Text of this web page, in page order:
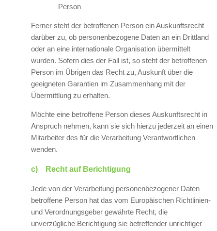
Person
Ferner steht der betroffenen Person ein Auskunftsrecht
darüber zu, ob personenbezogene Daten an ein Drittland
oder an eine internationale Organisation übermittelt
wurden. Sofern dies der Fall ist, so steht der betroffenen
Person im Übrigen das Recht zu, Auskunft über die
geeigneten Garantien im Zusammenhang mit der
Übermittlung zu erhalten.
Möchte eine betroffene Person dieses Auskunftsrecht in
Anspruch nehmen, kann sie sich hierzu jederzeit an einen
Mitarbeiter des für die Verarbeitung Verantwortlichen
wenden.
c) Recht auf Berichtigung
Jede von der Verarbeitung personenbezogener Daten
betroffene Person hat das vom Europäischen Richtlinien-
und Verordnungsgeber gewährte Recht, die
unverzügliche Berichtigung sie betreffender unrichtiger